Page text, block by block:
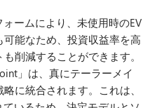
ームにより、未使用時のEV
能なため、投資収益率を高
削減することができます。
」は、真にテーラーメイ
に統合されます。これは、